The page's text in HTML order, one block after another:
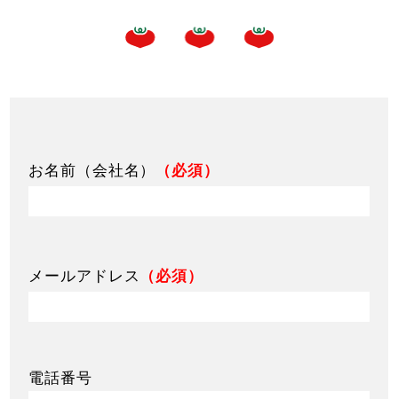
お名前（会社名） （必須）
メールアドレス （必須）
電話番号